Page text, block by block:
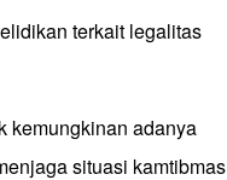
terkait legalitas
kemungkinan adanya
situasi kamtibmas